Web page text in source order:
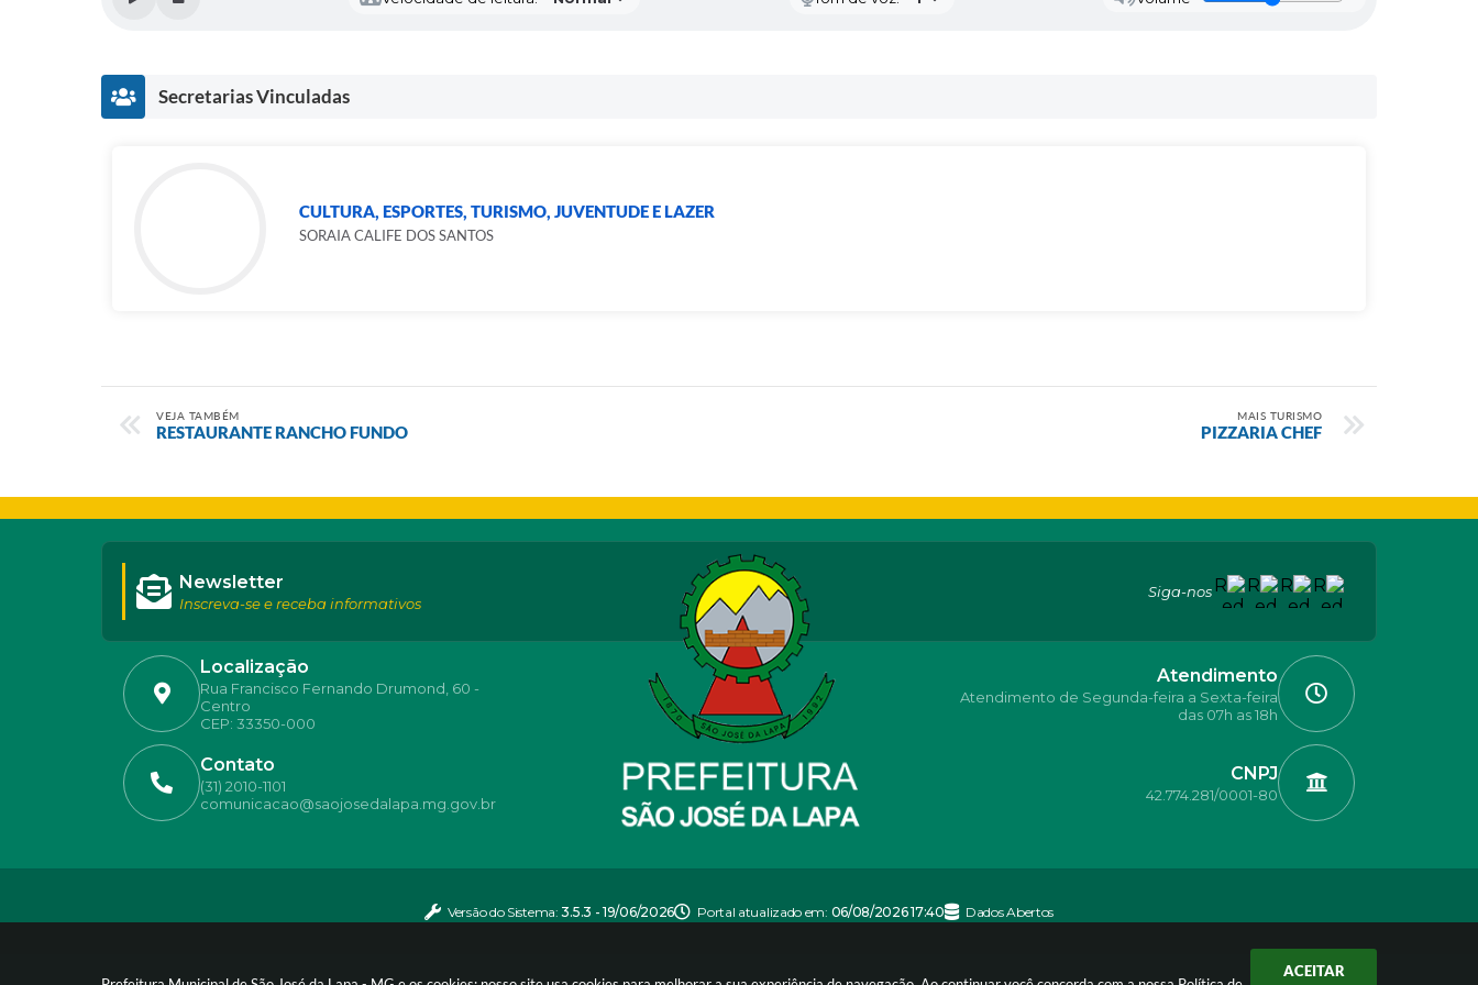
ACEITAR
Secretarias Vinculadas
CULTURA, ESPORTES, TURISMO, JUVENTUDE E LAZER
SORAIA CALIFE DOS SANTOS
VEJA TAMBÉM
RESTAURANTE RANCHO FUNDO
MAIS TURISMO
PIZZARIA CHEF
Siga-nos
Localização
Rua Francisco Fernando Drumond, 60 -
Centro
CEP: 33350-000
Contato
(31) 2010-1101
comunicacao@saojosedalapa.mg.gov.br
Atendimento
Atendimento de Segunda-feira a Sexta-feira
das 07h as 18h
CNPJ
42.774.281/0001-80
Newsletter
Inscreva-se e receba informativos
Versão do Sistema:3.5.3 - 19/06/2026 Portal atualizado em: 06/08/2026 17:40 Dados Abertos